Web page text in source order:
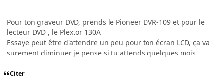
Pour ton graveur DVD, prends le Pioneer DVR-109 et pour le
lecteur DVD , le Plextor 130A
Essaye peut être d'attendre un peu pour ton écran LCD, ça va
surement diminuer je pense si tu attends quelques mois.
Citer